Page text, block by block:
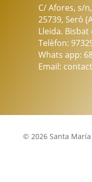
C/ Afores, s/n,
25739, Seró
Lleida. Bisbat
Telèfon:
Whats app:
Email:
© 2026 Santa